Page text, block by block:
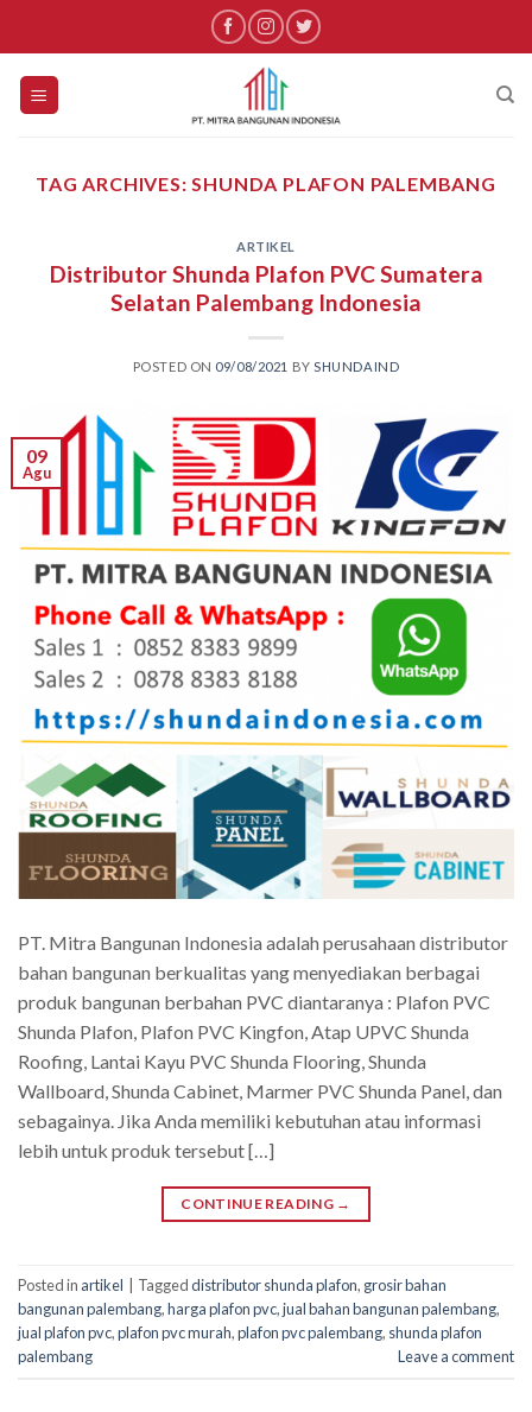
content
TAG ARCHIVES:SHUNDA PLAFON PALEMBANG
ARTIKEL
Distributor Shunda Plafon PVC Sumatera
Selatan Palembang Indonesia
POSTED ON 09/08/2021 BY SHUNDAIND
09
Agu
PT. Mitra Bangunan Indonesia adalah perusahaan distributor
bahan bangunan berkualitas yang menyediakan berbagai
produk bangunan berbahan PVC diantaranya : Plafon PVC
Shunda Plafon, Plafon PVC Kingfon, Atap UPVC Shunda
Roofing, Lantai Kayu PVC Shunda Flooring, Shunda
Wallboard, Shunda Cabinet, Marmer PVC Shunda Panel, dan
sebagainya. Jika Anda memiliki kebutuhan atau informasi
lebih untuk produk tersebut […]
CONTINUE READING →
Posted in artikel Taggeddistributor shunda plafon, grosir bahan
bangunan palembang,harga plafon pvc,jual bahan bangunan palembang,
jual plafon pvc,plafon pvc murah,plafon pvc palembang, shunda plafon
palembang
Leave a comment